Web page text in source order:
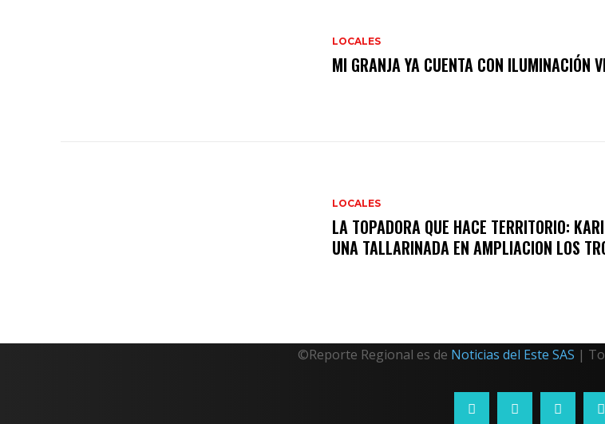
LOCALES
MI GRANJA YA CUENTA CON ILUMINACIÓN
LOCALES
LA TOPADORA QUE HACE TERRITORIO:
UNA TALLARINADA EN AMPLIACION LOS
©Reporte Regional es de Noticias del Este SAS |